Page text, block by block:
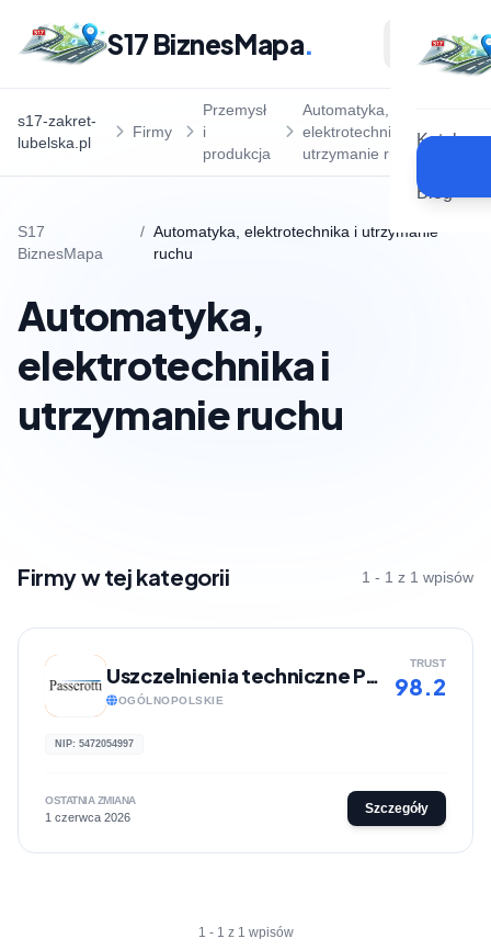
S17 BiznesMapa.
Katalog
Blog
s17-zakret-
lubelska.pl
Firmy
Przemysł
i
produkcja
Automatyka,
elektrotechnika i
utrzymanie ruchu
S17
BiznesMapa
/ Automatyka, elektrotechnika i utrzymanie
ruchu
Automatyka,
elektrotechnika i
utrzymanie ruchu
Firmy w tej kategorii 1 - 1 z 1 wpisów
Uszczelnienia techniczne Passerotti
OGÓLNOPOLSKIE
TRUST
98.2
NIP: 5472054997
OSTATNIA ZMIANA
1 czerwca 2026
Szczegóły
1 - 1 z 1 wpisów